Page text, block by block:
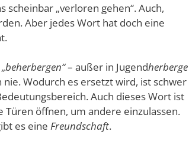
scheinbar „verloren gehen“. Auch,
Aber jedes Wort hat doch eine
beherbergen“– außer in Jugendherberge
Wodurch es ersetzt wird, ist schwer
Auch dieses Wort ist
öffnen, um andere einzulassen.
es eine Freundschaft.